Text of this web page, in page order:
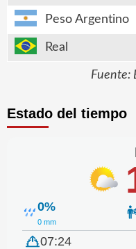
Peso Argentino
Real
Fuente:
Estado del tiempo
0%
0 mm
07:24